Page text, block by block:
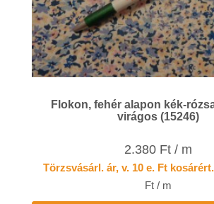
Flokon, fehér alapon kék-
virágos (15246)
2.380 Ft / m
Törzsvásárl. ár, v. 10 e. Ft
Ft / m